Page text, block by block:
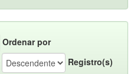
Ordenar por
Registro(s)